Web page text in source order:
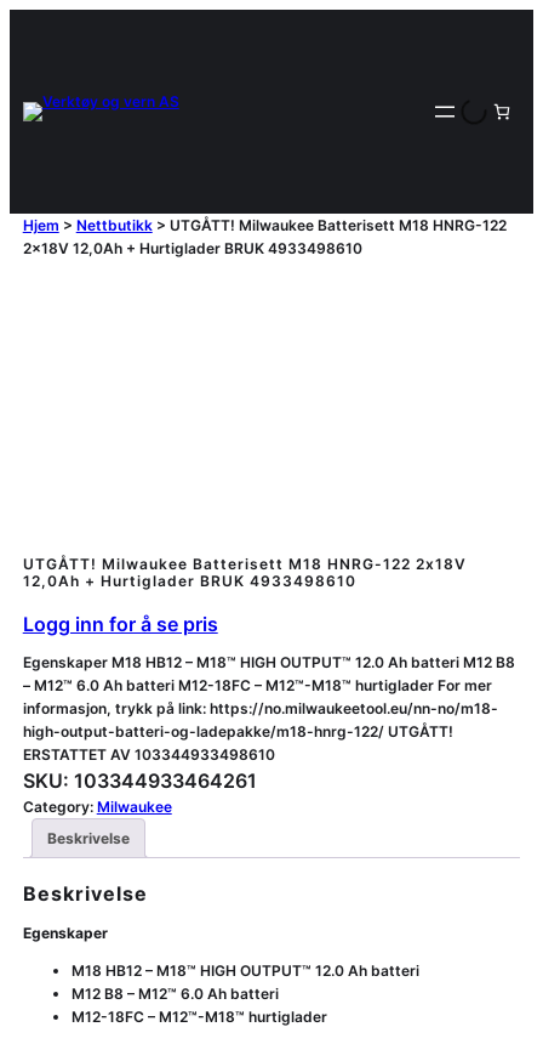
Hjem > Nettbutikk> UTGÅTT! Milwaukee Batterisett M18 HNRG-122
2x18V 12,0Ah + Hurtiglader BRUK 4933498610
UTGÅTT! Milwaukee Batterisett M18 HNRG-122 2x18V
12,0Ah + Hurtiglader BRUK 4933498610
Logg inn for å se pris
Egenskaper M18 HB12 – M18™ HIGH OUTPUT™ 12.0 Ah batteri M12 B8
– M12™ 6.0 Ah batteri M12-18FC – M12™-M18™ hurtiglader For mer
informasjon, trykk på link: https://no.milwaukeetool.eu/nn-no/m18-
high-output-batteri-og-ladepakke/m18-hnrg-122/ UTGÅTT!
ERSTATTET AV 103344933498610
SKU: 103344933464261
Category: Milwaukee
Beskrivelse
Beskrivelse
Egenskaper
M18 HB12 – M18™ HIGH OUTPUT™ 12.0 Ah batteri
M12 B8 – M12™ 6.0 Ah batteri
M12-18FC – M12™-M18™ hurtiglader